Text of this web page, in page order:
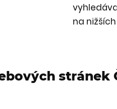
na
stránek